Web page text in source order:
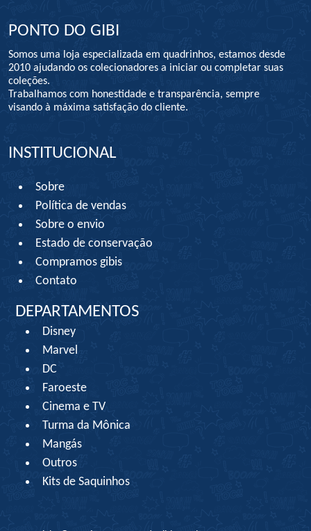
PONTO DO GIBI
Somos uma loja especializada em quadrinhos, estamos desde
2010 ajudando os colecionadores a iniciar ou completar suas
coleções.
Trabalhamos com honestidade e transparência, sempre
visando à máxima satisfação do cliente.
INSTITUCIONAL
Sobre
Política de vendas
Sobre o envio
Estado de conservação
Compramos gibis
Contato
DEPARTAMENTOS
Disney
Marvel
DC
Faroeste
Cinema e TV
Turma da Mônica
Mangás
Outros
Kits de Saquinhos